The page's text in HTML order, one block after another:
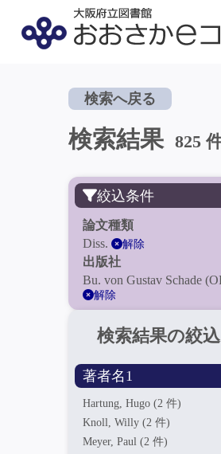
検索へ戻る
検索結果 825
絞込条件
論文種類
Diss.
解除
出版社
Bu. von Gustav Schade
解除
検索結果の絞込
著者名1
Hartung, Hugo(2 件)
Knoll, Willy(2 件)
Meyer, Paul(2 件)